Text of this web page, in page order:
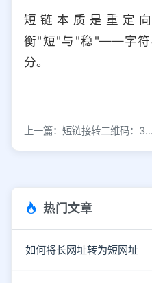
短链本质是重定
衡"短"与"稳"——字符
分。
上一篇：短链接转二维码：3步生成高清可追踪的营销码
热门文章
如何将长网址转为短网址